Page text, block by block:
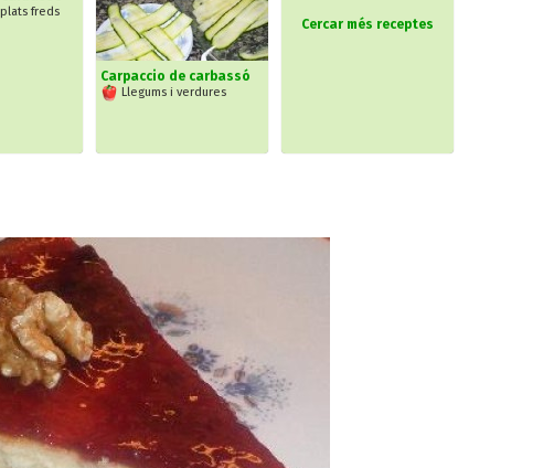
freds
Carpaccio de carbassó
Llegums i verdures
Cercar més receptes